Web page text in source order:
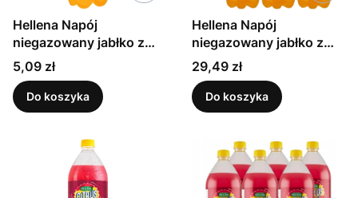
Hellena Napój
niegazowany jabłko z
brzoskwinią i morelą 1,75
Cena
5,09 zł
Do koszyka
Hellena Napój
niegazowany jabłko z
brzoskwinią i morelą 1,75
l x 6 sztuk
Cena
29,49 zł
Do koszyka